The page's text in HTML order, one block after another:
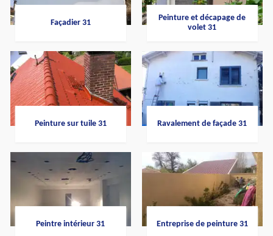
Façadier 31
Peinture et décapage de
volet 31
Peinture sur tuile 31 Ravalement de façade 31
Peintre intérieur 31 Entreprise de peinture 31